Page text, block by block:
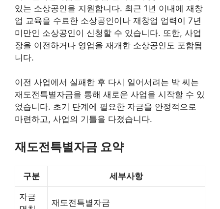
있는 소상공인을 지원합니다. 최근 1년 이내에 재창
업 교육을 수료한 소상공인이나 재창업 업력이 7년
미만인 소상공인이 신청할 수 있습니다. 또한, 사업
장을 이전하거나 영업을 재개한 소상공인도 포함됩
니다.
이전 사업에서 실패한 후 다시 일어서려는 박 씨는
재도전특별자금을 통해 새로운 사업을 시작할 수 있
었습니다. 초기 단계에 필요한 자금을 안정적으로
마련하고, 사업의 기틀을 다졌습니다.
재도전특별자금 요약
구분 세부사항
자금
재도전특별자금